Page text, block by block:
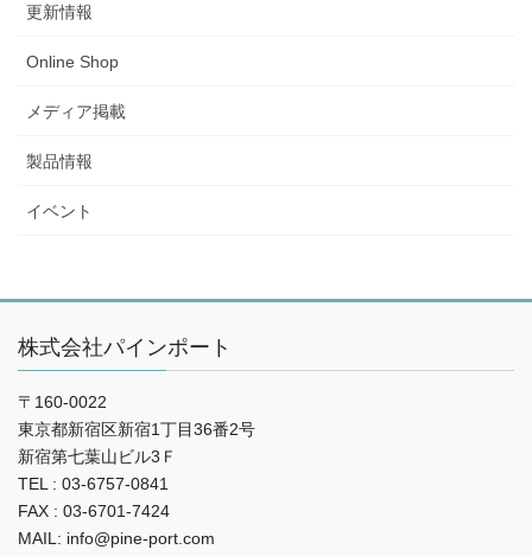
更新情報
Online Shop
メディア掲載
製品情報
イベント
株式会社パインポート
〒160-0022
東京都新宿区新宿1丁目36番2号
新宿第七葉山ビル3Ｆ
TEL : 03-6757-0841
FAX : 03-6701-7424
MAIL: info@pine-port.com